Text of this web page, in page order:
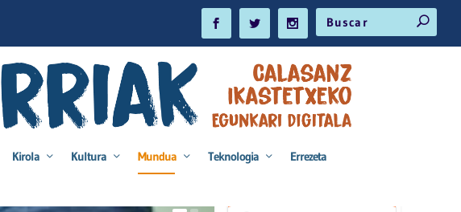
Kirola Kultura Mundua Teknologia Errezeta